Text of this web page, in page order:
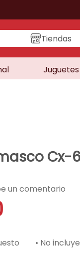
Tiendas
Juguetes
Cx-
• No